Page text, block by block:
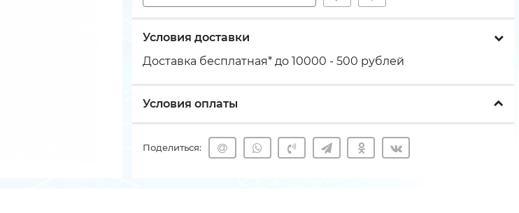
Условия доставки
Доставка бесплатная* до 10000 - 500 рублей
Условия оплаты
Поделиться: